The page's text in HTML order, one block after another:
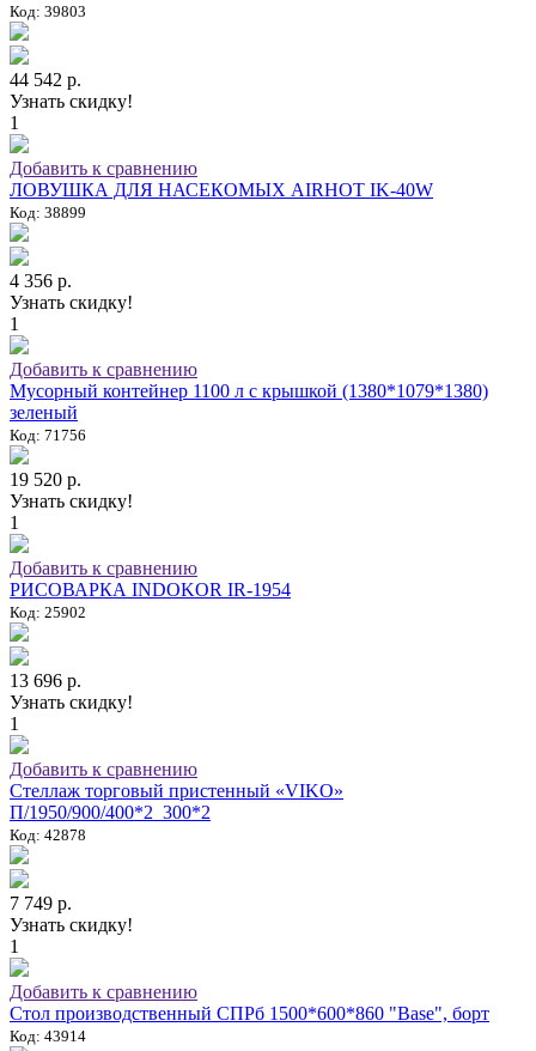
Код: 39803
44 542 р.
Узнать скидку!
1
Добавить к сравнению
ЛОВУШКА ДЛЯ НАСЕКОМЫХ AIRHOT IK-40W
Код: 38899
4 356 р.
Узнать скидку!
1
Добавить к сравнению
Мусорный контейнер 1100 л с крышкой (1380*1079*1380)
зеленый
Код: 71756
19 520 р.
Узнать скидку!
1
Добавить к сравнению
РИСОВАРКА INDOKOR IR-1954
Код: 25902
13 696 р.
Узнать скидку!
1
Добавить к сравнению
Стеллаж торговый пристенный «VIKO»
П/1950/900/400*2_300*2
Код: 42878
7 749 р.
Узнать скидку!
1
Добавить к сравнению
Стол производственный СПРб 1500*600*860 "Base", борт
Код: 43914